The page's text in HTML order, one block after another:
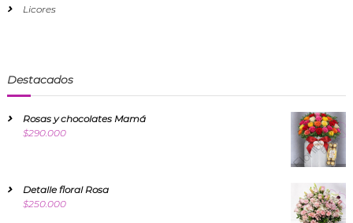
Licores
Destacados
Rosas y chocolates Mamá
$290.000
Detalle floral Rosa
$250.000